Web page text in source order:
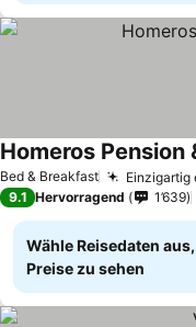
Bed & Breakfast Einzigartig
Homeros Pension
9.1 Hervorragend 1’639
Wähle Reisedaten
Preise zu sehen